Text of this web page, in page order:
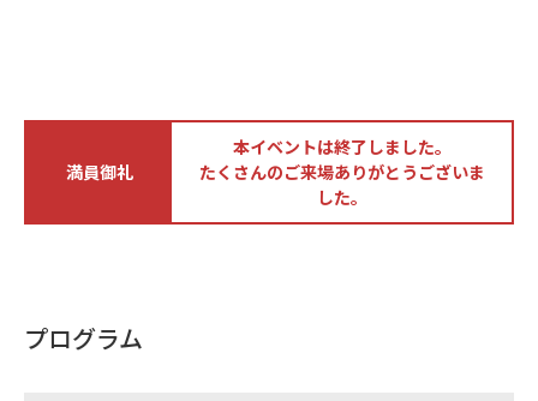
満員御礼
本イベントは終了しました。
たくさんのご来場ありがとうございま
した。
プログラム